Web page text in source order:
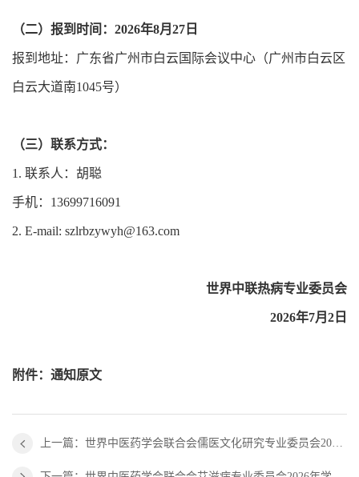
（二）报到时间：2026年8月27日
报到地址：广东省广州市白云国际会议中心（广州市白云区
白云大道南1045号）
（三）联系方式：
1. 联系人：胡聪
手机：13699716091
2. E-mail: szlrbzywyh@163.com
世界中联热病专业委员会
2026年7月2日
附件： 通知原文